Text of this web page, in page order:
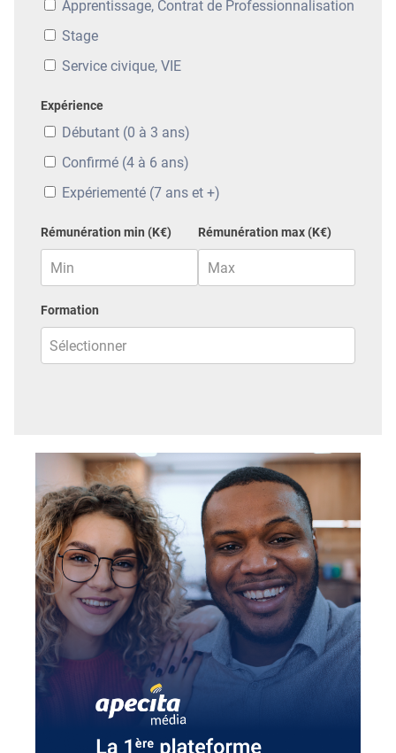
Apprentissage, Contrat de Professionnalisation
Stage
Service civique, VIE
Expérience
Débutant (0 à 3 ans)
Confirmé (4 à 6 ans)
Expériementé (7 ans et +)
Rémunération min (K€) Rémunération max (K€)
Formation